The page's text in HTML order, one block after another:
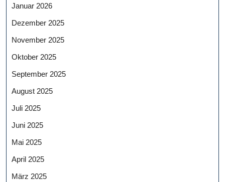
Januar 2026
Dezember 2025
November 2025
Oktober 2025
September 2025
August 2025
Juli 2025
Juni 2025
Mai 2025
April 2025
März 2025